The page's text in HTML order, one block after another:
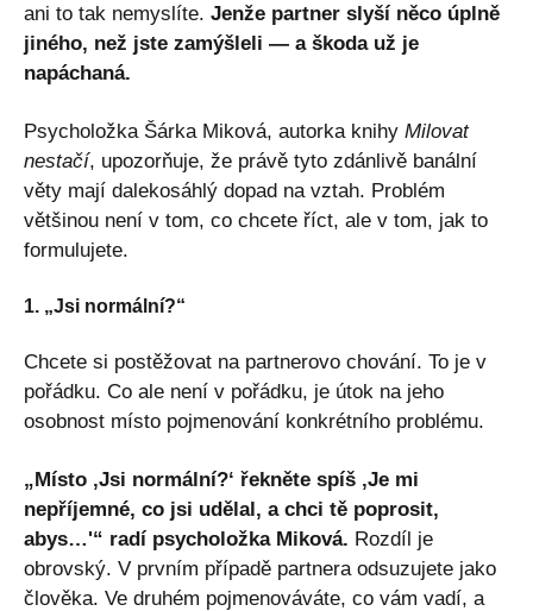
ani to tak nemyslíte. Jenže partner slyší něco úplně
jiného, než jste zamýšleli — a škoda už je
napáchaná.
Psycholožka Šárka Miková, autorka knihy Milovat
nestačí, upozorňuje, že právě tyto zdánlivě banální
věty mají dalekosáhlý dopad na vztah. Problém
většinou není v tom, co chcete říct, ale v tom, jak to
formulujete.
1. „Jsi normální?“
Chcete si postěžovat na partnerovo chování. To je v
pořádku. Co ale není v pořádku, je útok na jeho
osobnost místo pojmenování konkrétního problému.
„Místo ‚Jsi normální?‘ řekněte spíš ‚Je mi
nepříjemné, co jsi udělal, a chci tě poprosit,
abys…'“ radí psycholožka Miková. Rozdíl je
obrovský. V prvním případě partnera odsuzujete jako
člověka. Ve druhém pojmenováváte, co vám vadí, a